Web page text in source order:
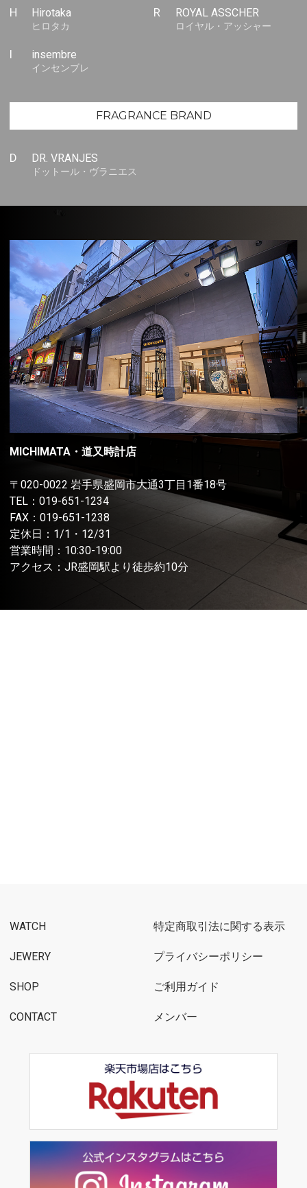
H Hirotaka
ヒロタカ
insembre
インセンブレ
R ROYAL ASSCHER
ロイヤル・アッシャー
FRAGRANCE BRAND
D DR. VRANJES
ドットール・ヴラニエス
MICHIMATA・道又時計店
〒020-0022 岩手県盛岡市大通3丁目1番18号
TEL： 019-651-1234
FAX：019-651-1238
定休日：1/1・12/31
営業時間：10:30-19:00
アクセス：JR盛岡駅より徒歩約10分
WATCH
JEWERY
SHOP
CONTACT
特定商取引法に関する表示
プライバシーポリシー
ご利用ガイド
メンバー